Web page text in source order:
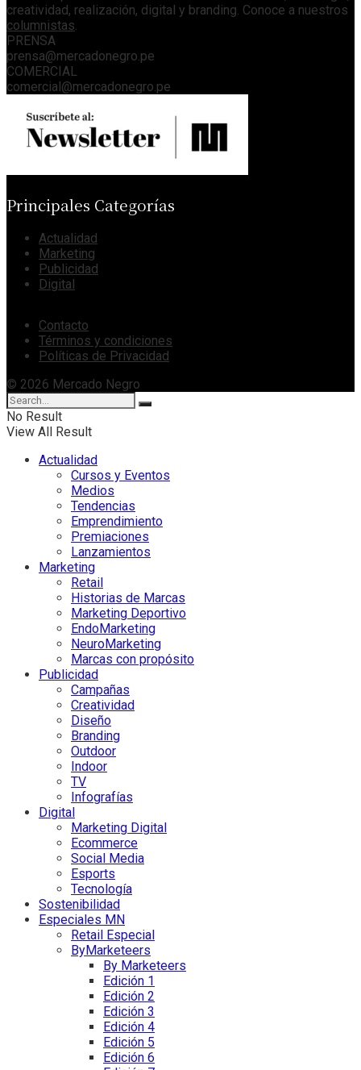
creatividad, realización, digital y branding. Conoce a nuestros
columnistas.
PRENSA
prensa@mercadonegro.pe
COMERCIAL
comercial@mercadonegro.pe
Principales Categorías
Actualidad
Marketing
Publicidad
Digital
Contacto
Términos y condiciones
Políticas de Privacidad
© 2026 Mercado Negro
No Result
View All Result
Actualidad
Cursos y Eventos
Medios
Tendencias
Emprendimiento
Premiaciones
Lanzamientos
Marketing
Retail
Historias de Marcas
Marketing Deportivo
EndoMarketing
NeuroMarketing
Marcas con propósito
Publicidad
Campañas
Creatividad
Diseño
Branding
Outdoor
Indoor
TV
Infografías
Digital
Marketing Digital
Ecommerce
Social Media
Esports
Tecnología
Sostenibilidad
Especiales MN
Retail Especial
ByMarketeers
By Marketeers
Edición 1
Edición 2
Edición 3
Edición 4
Edición 5
Edición 6